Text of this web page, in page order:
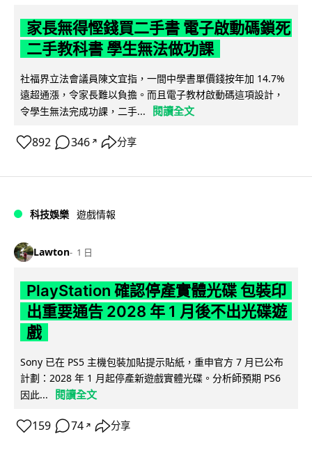
家長無得慳錢買二手書 電子啟動碼鎖死
二手教科書 學生無法做功課
社福界立法會議員陳文宜指，一間中學書單價錢按年加 14.7%
遠超通漲，令家長難以負擔。而且電子教材啟動碼這項設計，
令學生無法完成功課，二手...
閱讀全文
892 346 ↗ 分享
科技娛樂 遊戲情報
Lawton 1 日
PlayStation 確認停產實體光碟 包裝印
出重要通告 2028 年 1 月後不出光碟遊
戲
Sony 已在 PS5 主機包裝加貼提示貼紙，重申官方 7 月已公布
計劃：2028 年 1 月起停產新遊戲實體光碟。分析師預期 PS6
因此...
閱讀全文
159 74 ↗ 分享